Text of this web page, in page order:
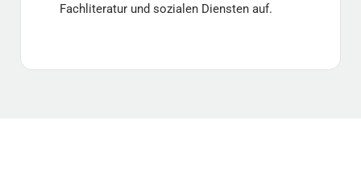
Fachliteratur und sozialen Diensten auf.